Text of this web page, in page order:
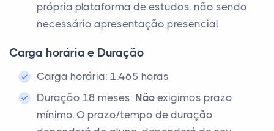
própria plataforma de estudos, não sendo
necessário apresentação presencial
Carga horária e Duração
Carga horária: 1.465 horas
Duração 18 meses: Não exigimos prazo
mínimo. O prazo/tempo de duração